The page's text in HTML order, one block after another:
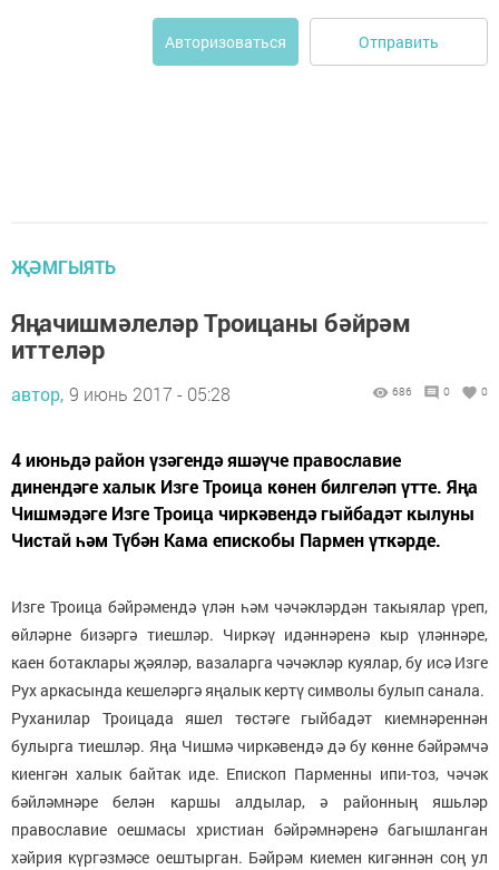
Авторизоваться Отправить
ҖӘМГЫЯТЬ
Яңачишмәлеләр Троицаны бәйрәм
иттеләр
автор, 9 июнь 2017 - 05:28 686 0 0
4 июньдә район үзәгендә яшәүче православие
динендәге халык Изге Троица көнен билгеләп үтте. Яңа
Чишмәдәге Изге Троица чиркәвендә гыйбадәт кылуны
Чистай һәм Түбән Кама епискобы Пармен үткәрде.
Изге Троица бәйрәмендә үлән һәм чәчәкләрдән такыялар үреп,
өйләрне бизәргә тиешләр. Чиркәү идәннәренә кыр үләннәре,
каен ботаклары җәяләр, вазаларга чәчәкләр куялар, бу исә Изге
Рух аркасында кешеләргә яңалык кертү символы булып санала.
Руханилар Троицада яшел төстәге гыйбадәт киемнәреннән
булырга тиешләр. Яңа Чишмә чиркәвендә дә бу көнне бәйрәмчә
киенгән халык байтак иде. Епископ Парменны ипи-тоз, чәчәк
бәйләмнәре белән каршы алдылар, ә районның яшьләр
православие оешмасы христиан бәйрәмнәренә багышланган
хәйрия күргәзмәсе оештырган. Бәйрәм киемен кигәннән соң ул